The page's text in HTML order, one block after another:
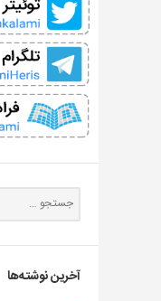
آخرین نوشته‌ها